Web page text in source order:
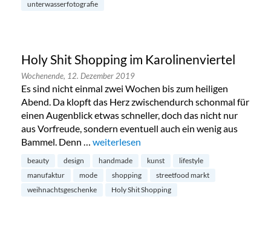
unterwasserfotografie
Holy Shit Shopping im Karolinenviertel
Wochenende, 12. Dezember 2019
Es sind nicht einmal zwei Wochen bis zum heiligen
Abend. Da klopft das Herz zwischendurch schonmal für
einen Augenblick etwas schneller, doch das nicht nur
aus Vorfreude, sondern eventuell auch ein wenig aus
Bammel. Denn … „Holy Shit Shopping im Karolinenviertel“
weiterlesen
beauty design handmade kunst
lifestyle
manufaktur
mode shopping
streetfood markt
weihnachtsgeschenke
Holy Shit Shopping